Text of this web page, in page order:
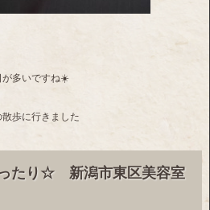
が多いですね☀️
歩に行きました
たり☆ 新潟市東区美容室